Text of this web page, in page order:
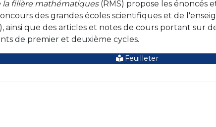
la filière mathématiques(RMS) propose les énoncés
des grandes écoles scientifiques et de
ainsi que des articles et notes de cours portant sur
de premier et deuxième cycles.
Feuilleter